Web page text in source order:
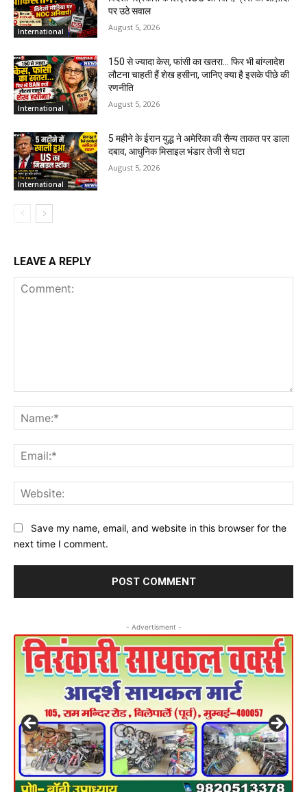
International
पर उठे सवाल
August 5, 2026
International
150 से ज्यादा केस, फांसी का खतरा… फिर भी बांग्लादेश
लौटना चाहती हैं शेख हसीना, जानिए क्या है इसके पीछे की
रणनीति
August 5, 2026
International
5 महीने के ईरान युद्ध ने अमेरिका की सैन्य ताकत पर डाला
दबाव, आधुनिक मिसाइल भंडार तेजी से घटा
August 5, 2026
LEAVE A REPLY
Save my name, email, and website in this browser for the
next time I comment.
- Advertisment -